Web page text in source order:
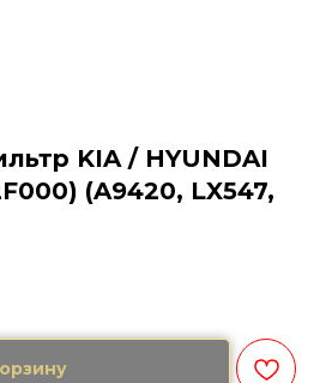
KIA / HYUNDAI
(A9420, LX547,